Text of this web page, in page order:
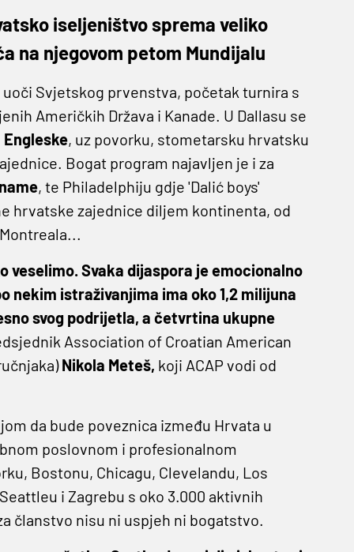
iseljeništvo sprema veliko
na njegovom petom Mundijalu
Svjetskog prvenstva, početak turnira s
Američkih Država i Kanade. U Dallasu se
Engleske, uz povorku, stometarsku hrvatsku
Bogat program najavljen je i za
, te Philadelphiju gdje 'Dalić boys'
hrvatske zajednice diljem kontinenta, od
veselimo. Svaka dijaspora je emocionalno
nekim istraživanjima ima oko 1,2 milijuna
svog podrijetla, a četvrtina ukupne
Association of Croatian American
Nikola Meteš, koji ACAP vodi od
da bude poveznica između Hrvata u
poslovnom i profesionalnom
Bostonu, Chicagu, Clevelandu, Los
i Zagrebu s oko 3.000 aktivnih
članstvo nisu ni uspjeh ni bogatstvo.